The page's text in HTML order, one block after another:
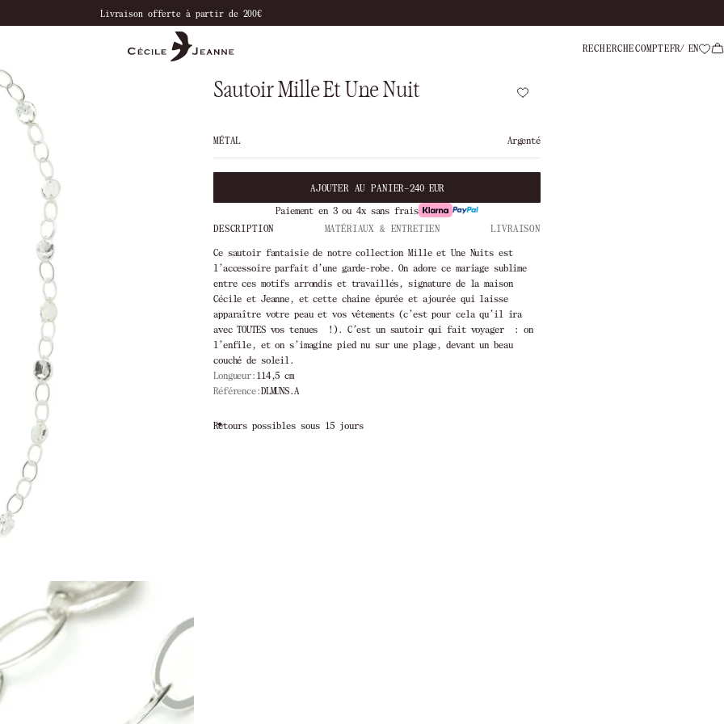
Livraison offerte à partir de 200€
RECHERCHECOMPTEFR EN
Sautoir Mille Et Une Nuit
MÉTAL Argenté
AJOUTER AU PANIER–240 EUR
Paiement en 3 ou 4x sans frais
DESCRIPTION
MATÉRIAUX & ENTRETIEN LIVRAISON
Ce sautoir fantaisie de notre collection Mille et Une Nuits est
l’accessoire parfait d’une garde-robe. On adore ce mariage sublime
entre ces motifs arrondis et travaillés, signature de la maison
Cécile et Jeanne, et cette chaine épurée et ajourée qui laisse
apparaître votre peau et vos vêtements (c’est pour cela qu’il ira
avec TOUTES vos tenues !). C’est un sautoir qui fait voyager : on
l’enfile, et on s’imagine pied nu sur une plage, devant un beau
couché de soleil.
Longueur: 114,5 cm
Référence:DLMUNS.A
Livraison offerte à partir de 200€